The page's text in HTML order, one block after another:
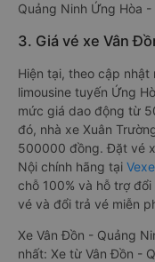
Quảng Ninh Ứng Hòa -
3. Giá vé xe Vân
Hiện tại, theo cập nhật
limousine tuyến Ứng
mức giá dao động từ
đó, nhà xe Xuân
500000 đồng. Đặt vé
Nội chính hãng tại
chỗ 100% và hỗ trợ
vé và đổi trả vé miễn
Xe Vân Đồn - Quảng
nhất: Xe từ Vân Đồn -